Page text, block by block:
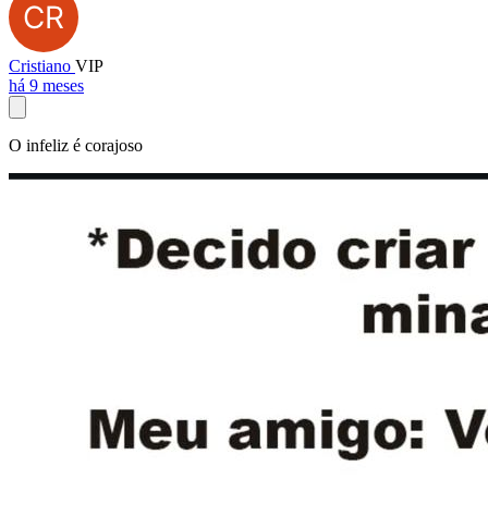
Cristiano VIP
há 9 meses
O infeliz é corajoso